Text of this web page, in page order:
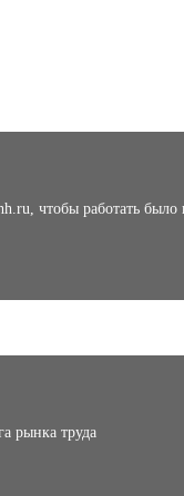
чтобы работать было
рынка труда